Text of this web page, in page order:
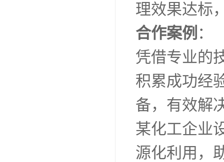
理效果达标
合作案例 ：
凭借专业的
积累成功经
备，有效解
某化工企业
源化利用，